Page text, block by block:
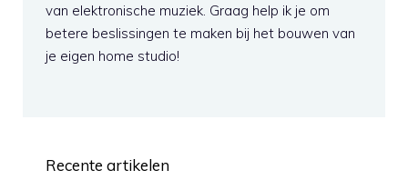
van elektronische muziek. Graag help ik je om
betere beslissingen te maken bij het bouwen van
je eigen home studio!
Recente artikelen